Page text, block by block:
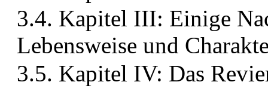
3.4. Kapitel III: Einige
Lebensweise und
3.5. Kapitel IV: Das